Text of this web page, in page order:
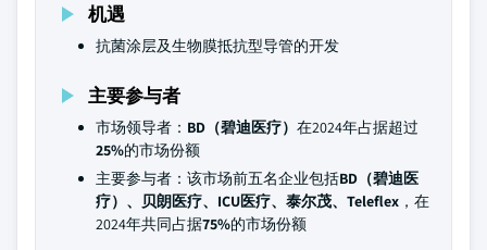
机遇
抗菌涂层及生物膜抵抗型导管的开发
主要参与者
市场领导者： BD（碧迪医疗） 在2024年占据超过
25%的市场份额
主要参与者：该市场前五名企业包括BD（碧迪医
疗）、贝朗医疗、ICU医疗、泰尔茂、Teleflex ，在
2024年共同占据75%的市场份额